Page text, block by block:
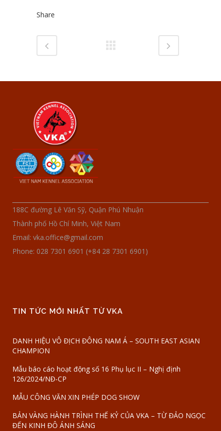
Share
188C đường Lê Văn Sỹ, Quận Phú Nhuận
Thành phố Hồ Chí Minh, Việt Nam
Email: vka.office@gmail.com
Phone: 028 7301 6901 (+84 28 7301 6901)
TIN TỨC MỚI NHẤT TỪ VKA
DANH HIỆU VÔ ĐỊCH ĐÔNG NAM Á – SOUTH EAST ASIAN
CHAMPION
Mẫu báo cáo hoạt động số 16 Phụ lục II – Nghị định
126/2024/NĐ-CP
MẪU CÔNG VĂN XIN PHÉP DOG SHOW
BẢN VÀNG HÀNH TRÌNH THẾ KỶ CỦA VKA – TỪ ĐẢO NGỌC
ĐẾN KINH ĐÔ ÁNH SÁNG